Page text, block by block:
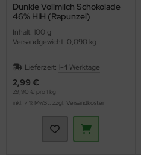
Dunkle Vollmilch Schokolade
46% HIH (Rapunzel)
Inhalt: 100 g
Versandgewicht: 0,090 kg
Lieferzeit: 1-4 Werktage
2,99 €
29,90 € pro 1 kg
inkl. 7 % MwSt. zzgl. Versandkosten